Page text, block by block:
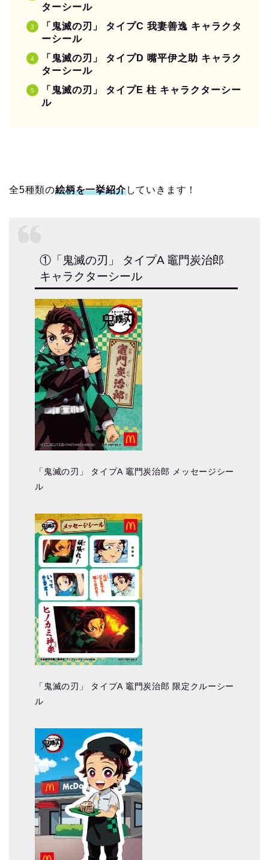
ターシール
「鬼滅の刃」 タイプC 我妻善逸 キャラクタ
ーシール
「鬼滅の刃」 タイプD 嘴平伊之助 キャラク
ターシール
「鬼滅の刃」 タイプE 柱 キャラクターシー
ル
全5種類の絵柄を一挙紹介していきます！
①「鬼滅の刃」 タイプA 竈門炭治郎
キャラクターシール
「鬼滅の刃」 タイプA 竈門炭治郎 メッセージシー
ル
「鬼滅の刃」 タイプA 竈門炭治郎 限定クルーシー
ル